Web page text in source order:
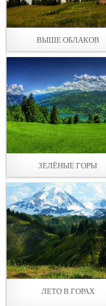
ВЫШЕ ОБЛАКОВ
ЗЕЛЁНЫЕ ГОРЫ
ЛЕТО В ГОРАХ